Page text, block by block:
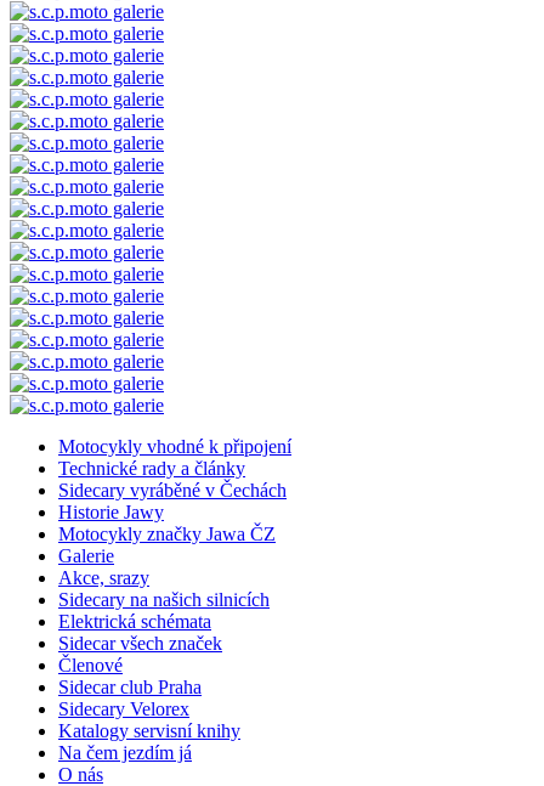
Motocykly vhodné k připojení
Technické rady a články
Sidecary vyráběné v Čechách
Historie Jawy
Motocykly značky Jawa ČZ
Galerie
Akce, srazy
Sidecary na našich silnicích
Elektrická schémata
Sidecar všech značek
Členové
Sidecar club Praha
Sidecary Velorex
Katalogy servisní knihy
Na čem jezdím já
O nás